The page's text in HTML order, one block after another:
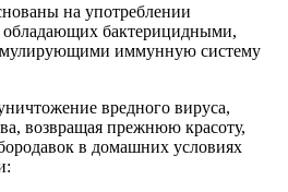
на употреблении
обладающих бактерицидными,
иммунную систему
вредного вируса,
возвращая прежнюю красоту,
в домашних условиях